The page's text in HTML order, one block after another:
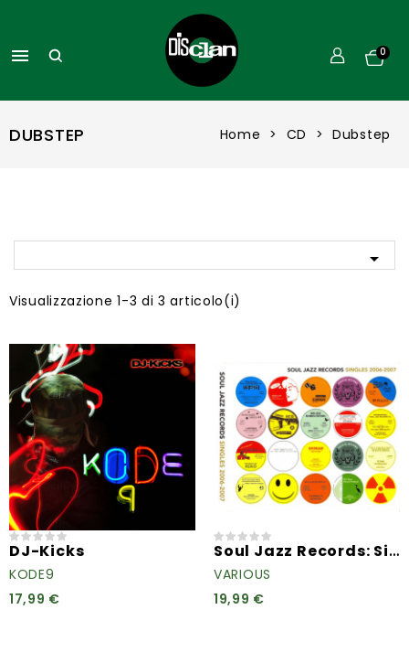
 0
DUBSTEP Home CD Dubstep

Visualizzazione 1-3 di 3 articolo(i)
DJ-Kicks
KODE9
17,99 €
Soul Jazz Records: Singles...
VARIOUS
19,99 €